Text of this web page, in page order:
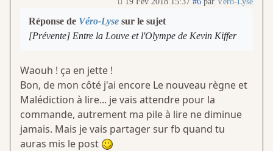
Réponse de Véro-Lyse sur le sujet
[Prévente] Entre la Louve et l'Olympe de Kevin Kiffer
Waouh ! ça en jette !
Bon, de mon côté j'ai encore Le nouveau règne et
Malédiction à lire... je vais attendre pour la
commande, autrement ma pile à lire ne diminue
jamais. Mais je vais partager sur fb quand tu
auras mis le post